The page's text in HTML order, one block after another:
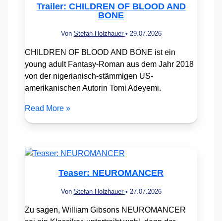
Trailer: CHILDREN OF BLOOD AND
BONE
Von Stefan Holzhauer • 29.07.2026
CHILDREN OF BLOOD AND BONE ist ein
young adult Fantasy-Roman aus dem Jahr 2018
von der nigerianisch-stämmigen US-
amerikanischen Autorin Tomi Adeyemi.
Read More »
Teaser: NEUROMANCER
Von Stefan Holzhauer • 27.07.2026
Zu sagen, William Gibsons NEUROMANCER